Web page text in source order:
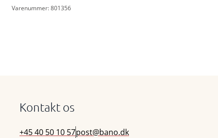
Varenummer: 801356
Kontakt os
+45 40 50 10 57post@bano.dk